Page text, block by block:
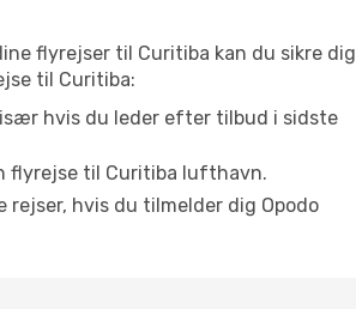
flyrejser til Curitiba kan du sikre dig
til Curitiba:
hvis du leder efter tilbud i sidste
flyrejse til Curitiba lufthavn.
hvis du tilmelder dig Opodo